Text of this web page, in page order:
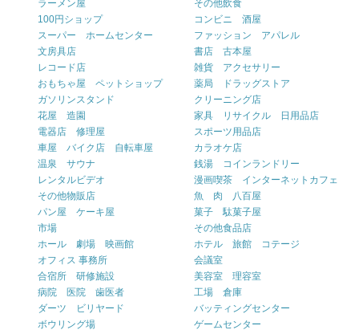
ラーメン屋
その他飲食
100円ショップ
コンビニ 酒屋
スーパー ホームセンター
ファッション アパレル
文房具店
書店 古本屋
レコード店
雑貨 アクセサリー
おもちゃ屋 ペットショップ
薬局 ドラッグストア
ガソリンスタンド
クリーニング店
花屋 造園
家具 リサイクル 日用品店
電器店 修理屋
スポーツ用品店
車屋 バイク店 自転車屋
カラオケ店
温泉 サウナ
銭湯 コインランドリー
レンタルビデオ
漫画喫茶 インターネットカフェ
その他物販店
魚 肉 八百屋
パン屋 ケーキ屋
菓子 駄菓子屋
市場
その他食品店
ホール 劇場 映画館
ホテル 旅館 コテージ
オフィス 事務所
会議室
合宿所 研修施設
美容室 理容室
病院 医院 歯医者
工場 倉庫
ダーツ ビリヤード
バッティングセンター
ボウリング場
ゲームセンター